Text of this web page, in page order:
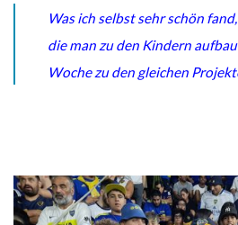
Was ich selbst sehr schön
die man zu den Kindern
Woche zu den gleichen